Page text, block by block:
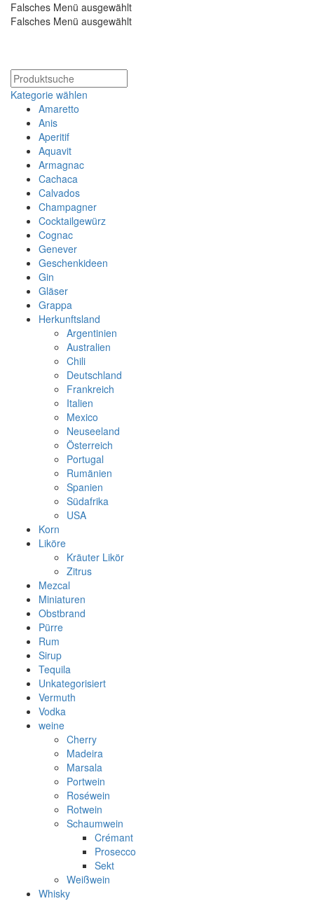
Falsches Menü ausgewählt
Falsches Menü ausgewählt
Kategorie wählen
Amaretto
Anis
Aperitif
Aquavit
Armagnac
Cachaca
Calvados
Champagner
Cocktailgewürz
Cognac
Genever
Geschenkideen
Gin
Gläser
Grappa
Herkunftsland
Argentinien
Australien
Chili
Deutschland
Frankreich
Italien
Mexico
Neuseeland
Österreich
Portugal
Rumänien
Spanien
Südafrika
USA
Korn
Liköre
Kräuter Likör
Zitrus
Mezcal
Miniaturen
Obstbrand
Pürre
Rum
Sirup
Tequila
Unkategorisiert
Vermuth
Vodka
weine
Cherry
Madeira
Marsala
Portwein
Roséwein
Rotwein
Schaumwein
Crémant
Prosecco
Sekt
Weißwein
Whisky